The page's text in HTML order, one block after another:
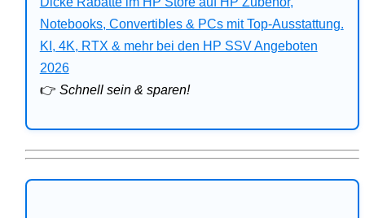
Bitdefender
Ratgeber
Notebooks, Convertibles & PCs mit Top-Ausstattung.
KI, 4K, RTX & mehr bei den HP SSV Angeboten
2026
👉 Schnell sein & sparen!